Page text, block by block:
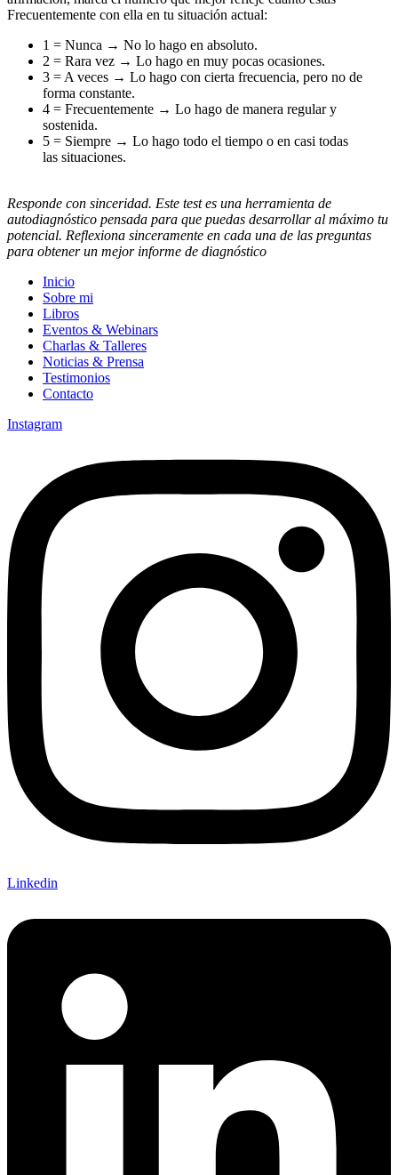
Frecuentemente con ella en tu situación actual:
1 = Nunca → No lo hago en absoluto.
2 = Rara vez → Lo hago en muy pocas ocasiones.
3 = A veces → Lo hago con cierta frecuencia, pero no de
forma constante.
4 = Frecuentemente → Lo hago de manera regular y
sostenida.
5 = Siempre → Lo hago todo el tiempo o en casi todas
las situaciones.
Responde con sinceridad. Este test es una herramienta de
autodiagnóstico pensada para que puedas desarrollar al máximo tu
potencial. Reflexiona sinceramente en cada una de las preguntas
para obtener un mejor informe de diagnóstico
Inicio
Sobre mi
Libros
Eventos & Webinars
Charlas & Talleres
Noticias & Prensa
Testimonios
Contacto
Instagram
Linkedin